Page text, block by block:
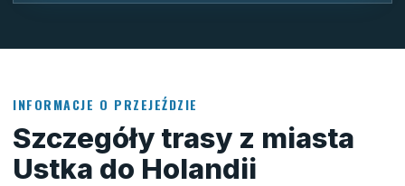
INFORMACJE O PRZEJEŹDZIE
Szczegóły trasy z miasta
Ustka do Holandii